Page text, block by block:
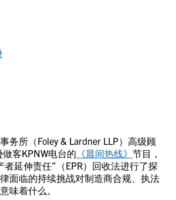
务所（Foley & Lardner LLP）高级顾
客KPNW电台的 《晨间热线》 节目，
者延伸责任”（EPR）回收法进行了探
面临的持续挑战对制造商合规、执法
味着什么。